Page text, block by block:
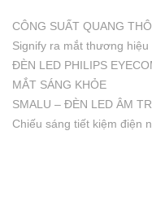
CÔNG SUẤT QUANG
Signify ra mắt thương hiệu
ĐÈN LED PHILIPS
MẮT SÁNG KHỎE
SMALU – ĐÈN LED ÂM
Chiếu sáng tiết kiệm điện